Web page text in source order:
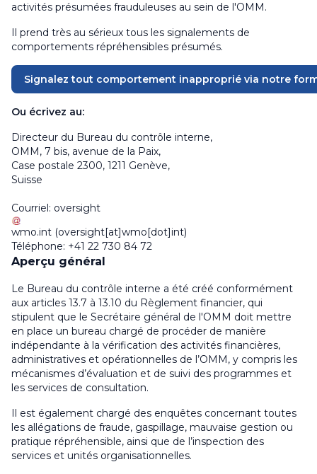
activités présumées frauduleuses au sein de l'OMM.
Il prend très au sérieux tous les signalements de
comportements répréhensibles présumés.
Signalez tout comportement inapproprié via notre
Ou écrivez au:
Directeur du Bureau du contrôle interne,
OMM, 7 bis, avenue de la Paix,
Case postale 2300, 1211 Genève,
Suisse
Courriel: oversight
wmo.int (oversight[at]wmo[dot]int)
Téléphone: +41 22 730 84 72
Aperçu général
Le Bureau du contrôle interne a été créé conformément
aux articles 13.7 à 13.10 du Règlement financier, qui
stipulent que le Secrétaire général de l'OMM doit mettre
en place un bureau chargé de procéder de manière
indépendante à la vérification des activités financières,
administratives et opérationnelles de l’OMM, y compris les
mécanismes d’évaluation et de suivi des programmes et
les services de consultation.
Il est également chargé des enquêtes concernant toutes
les allégations de fraude, gaspillage, mauvaise gestion ou
pratique répréhensible, ainsi que de l’inspection des
services et unités organisationnelles.